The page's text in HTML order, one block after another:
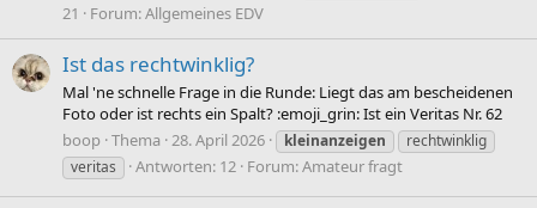
21
Forum:Allgemeines EDV
Ist das rechtwinklig?
Mal 'ne schnelle Frage in die Runde: Liegt das am bescheidenen
Foto oder ist rechts ein Spalt? :emoji_grin: Ist ein Veritas Nr. 62
boop Thema 28. April 2026 kleinanzeigen
rechtwinklig
veritas
Antworten: 12 Forum:Amateur fragt